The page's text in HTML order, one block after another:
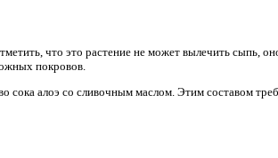
что это растение не может вылечить сыпь,
покровов.
сока алоэ со сливочным маслом. Этим составом